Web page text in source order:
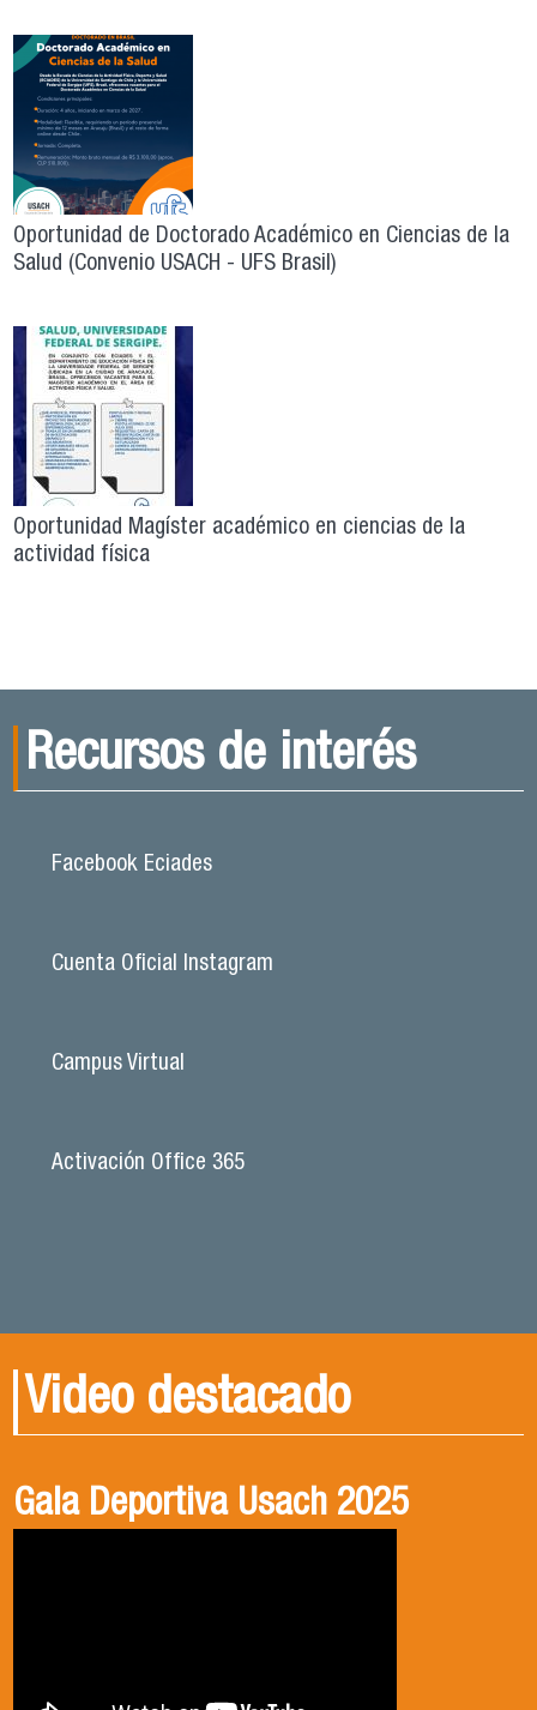
Oportunidad de Doctorado Académico en Ciencias de la
Salud (Convenio USACH - UFS Brasil)
Oportunidad Magíster académico en ciencias de la
actividad física
Recursos de interés
Facebook Eciades
Cuenta Oficial Instagram
Campus Virtual
Activación Office 365
Video destacado
Gala Deportiva Usach 2025
Usach en el Territorio, capítulo 2
Candidatura Director de Escuela